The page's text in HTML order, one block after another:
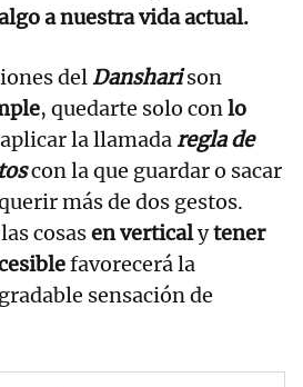
a nuestra vida actual.
delDansharison
, quedarte solo conlo
la llamadaregla de
con la que guardar o sacar
más de dos gestos.
las cosasen verticalytener
favorecerá la
sensación de